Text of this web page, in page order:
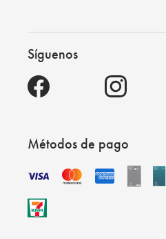
Síguenos
Métodos de pago